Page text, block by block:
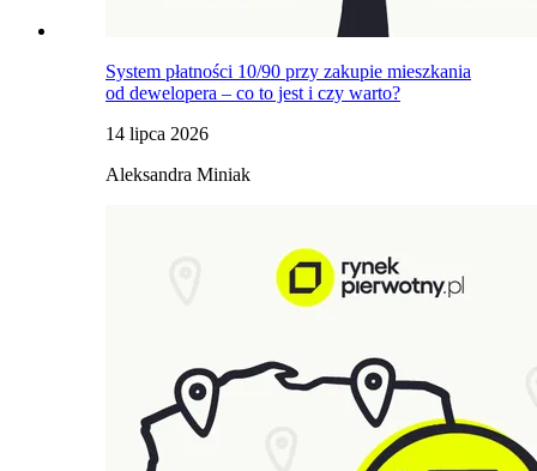
System płatności 10/90 przy zakupie mieszkania
od dewelopera – co to jest i czy warto?
14 lipca 2026
Aleksandra Miniak